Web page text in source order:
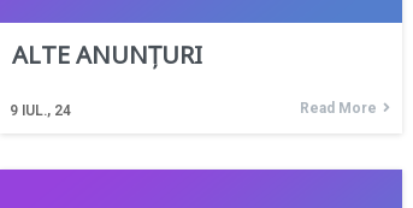
ALTE ANUNȚURI
9 IUL., 24 Read More